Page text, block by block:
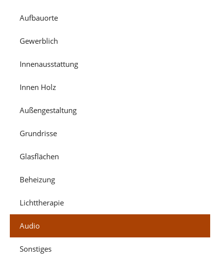
Aufbauorte
Gewerblich
Innenausstattung
Innen Holz
Außengestaltung
Grundrisse
Glasflächen
Beheizung
Lichttherapie
Audio
Sonstiges